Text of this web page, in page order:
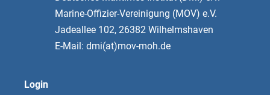
Marine-Offizier-Vereinigung (MOV) e.V.
Jadeallee 102, 26382 Wilhelmshaven
E-Mail: dmi(at)mov-moh.de
Login